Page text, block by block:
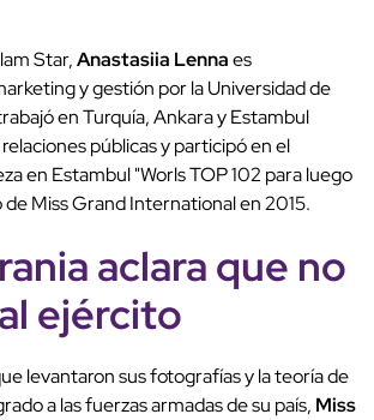
Star,Anastasiia Lennaes
y gestión por la Universidad de
en Turquía, Ankara y Estambul
públicas y participó en el
en Estambul "Worls TOP 102 para luego
Miss Grand International en 2015.
aclara que no
ejército
levantaron sus fotografías y la teoría de
a las fuerzas armadas de su país, Miss